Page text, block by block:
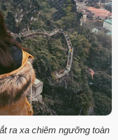
ra xa chiêm ngưỡng toàn